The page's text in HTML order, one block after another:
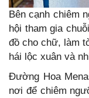
Bên cạnh chiêm
hội tham gia
đồ cho chữ, làm
hái lộc xuân và
Đường Hoa
nơi để chiêm